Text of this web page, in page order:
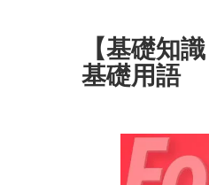
【基礎知
基礎用語